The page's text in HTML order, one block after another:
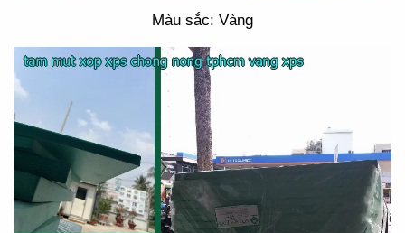
Màu sắc: Vàng